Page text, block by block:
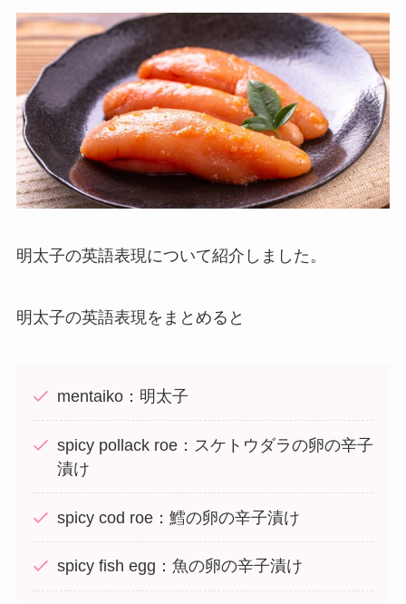
明太子の英語表現について紹介しました。
明太子の英語表現をまとめると
mentaiko：明太子
spicy pollack roe：スケトウダラの卵の辛子
漬け
spicy cod roe：鱈の卵の辛子漬け
spicy fish egg：魚の卵の辛子漬け